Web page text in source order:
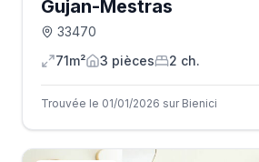
Gujan-Mestras
33470
71m²
3 pièces 2 ch.
Trouvée le 01/01/2026 sur Bienici